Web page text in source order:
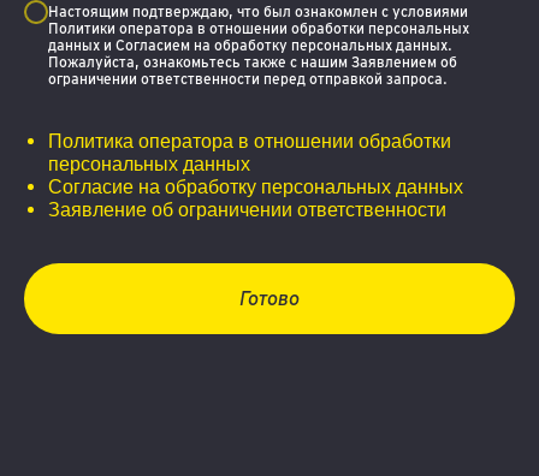
Настоящим подтверждаю, что был ознакомлен с условиями
Политики оператора в отношении обработки персональных
данных и Согласием на обработку персональных данных.
Пожалуйста, ознакомьтесь также с нашим Заявлением об
ограничении ответственности перед отправкой запроса.
Политика оператора в отношении обработки
персональных данных
Согласие на обработку персональных данных
Заявление об ограничении ответственности
Готово